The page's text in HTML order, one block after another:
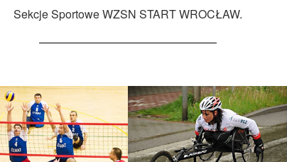
Sekcje Sportowe WZSN START WROCŁAW.